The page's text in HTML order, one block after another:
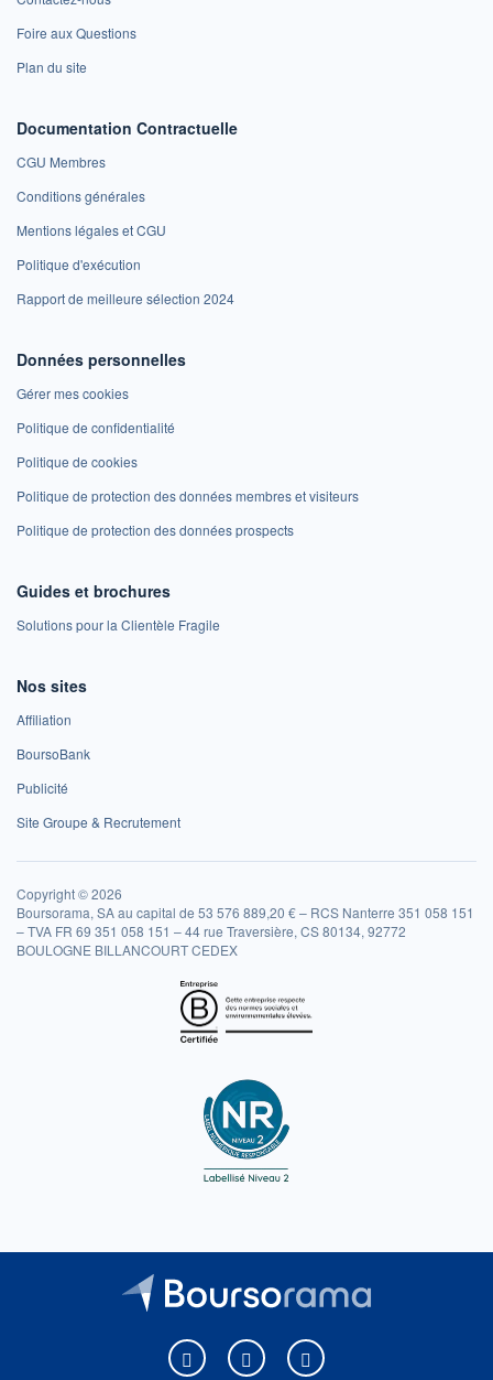
Foire aux Questions
Plan du site
Documentation Contractuelle
CGU Membres
Conditions générales
Mentions légales et CGU
Politique d'exécution
Rapport de meilleure sélection 2024
Données personnelles
Gérer mes cookies
Politique de confidentialité
Politique de cookies
Politique de protection des données membres et visiteurs
Politique de protection des données prospects
Guides et brochures
Solutions pour la Clientèle Fragile
Nos sites
Affiliation
BoursoBank
Publicité
Site Groupe & Recrutement
Copyright © 2026
Boursorama, SA au capital de 53 576 889,20 € – RCS Nanterre 351 058 151
– TVA FR 69 351 058 151 – 44 rue Traversière, CS 80134, 92772
BOULOGNE BILLANCOURT CEDEX
Boursorama sur Facebook
Boursorama sur XBoursorama sur